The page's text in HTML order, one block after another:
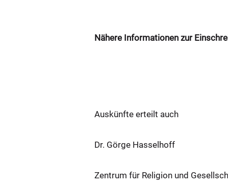
Nähere Informationen zur
Auskünfte erteilt auch
Dr. Görge Hasselhoff
Zentrum für Religion und